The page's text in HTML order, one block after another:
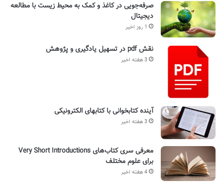
صرفه‌جویی در کاغذ و کمک به محیط زیست با مطالعه
دیجیتال
1 روز اخیر
نقش pdf در تسهیل یادگیری و پژوهش
3 هفته اخیر
آینده کتابخوانی با کتابهای الکترونیکی
3 هفته اخیر
معرفی سری کتاب‌های Very Short Introductions
برای علوم مختلف
4 هفته اخیر